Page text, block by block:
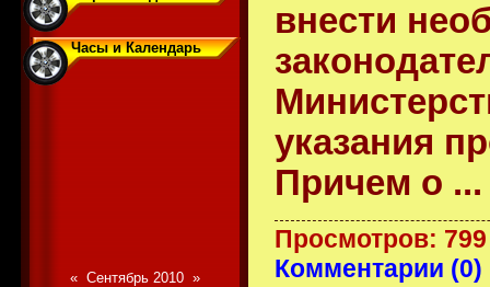
Часы и Календарь
« Сентябрь 2010 »
внести
указания
Причем о
Просмотров:
Комментарии (0)